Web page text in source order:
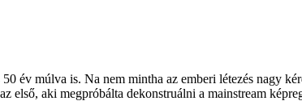
év múlva is. Na nem mintha az emberi létezés nagy
első, aki megpróbálta dekonstruálni a mainstream